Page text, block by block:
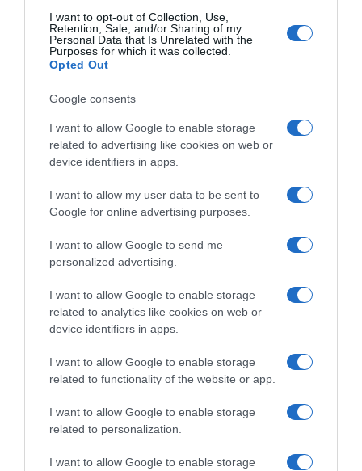
I want to opt-out of Collection, Use,
Retention, Sale, and/or Sharing of my
Personal Data that Is Unrelated with the
Purposes for which it was collected.
Opted Out
Google consents
I want to allow Google to enable storage
related to advertising like cookies on web or
device identifiers in apps.
I want to allow my user data to be sent to
Google for online advertising purposes.
I want to allow Google to send me
personalized advertising.
I want to allow Google to enable storage
related to analytics like cookies on web or
device identifiers in apps.
I want to allow Google to enable storage
related to functionality of the website or app.
I want to allow Google to enable storage
related to personalization.
I want to allow Google to enable storage